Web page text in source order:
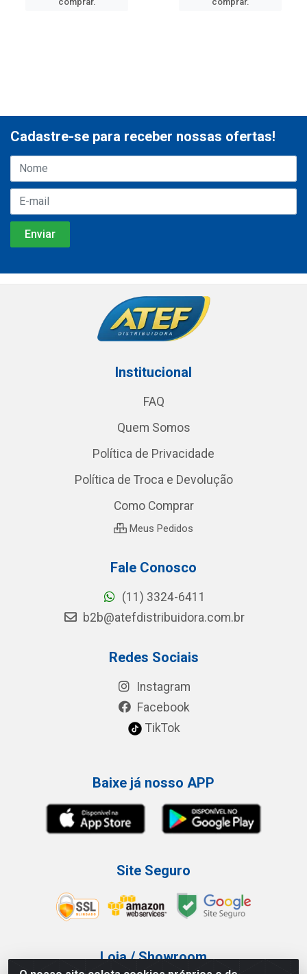
Cadastre-se para receber nossas ofertas!
Institucional
FAQ
Quem Somos
Política de Privacidade
Política de Troca e Devolução
Como Comprar
Meus Pedidos
Fale Conosco
(11) 3324-6411
b2b@atefdistribuidora.com.br
Redes Sociais
Instagram
Facebook
TikTok
Baixe já nosso APP
Site Seguro
Loja / Showroom